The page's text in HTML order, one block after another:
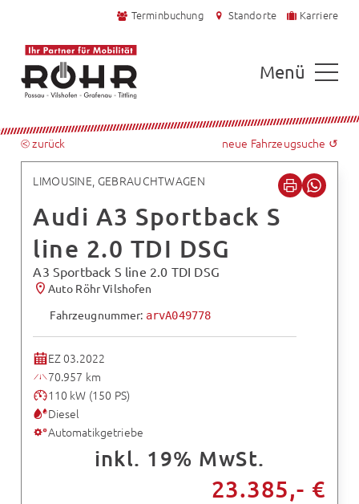
Terminbuchung Standorte Karriere
Menü
⧀ zurück neue Fahrzeugsuche ↺
LIMOUSINE, GEBRAUCHTWAGEN
Audi A3 Sportback S
line 2.0 TDI DSG
A3 Sportback S line 2.0 TDI DSG
Auto Röhr Vilshofen
Fahrzeugnummer: arvA049778
EZ 03.2022
70.957 km
110 kW (150 PS)
Diesel
Automatikgetriebe
inkl. 19% MwSt.
23.385,- €